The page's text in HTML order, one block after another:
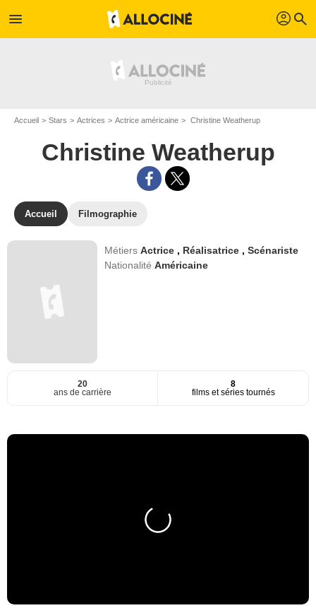
menu profil search
Accueil Stars Actrices Actrice américaine Christine Weatherup
Christine Weatherup
Accueil Filmographie
MétiersActrice , Réalisatrice ,Scénariste
NationalitéAméricaine
20
ans de carrière
8
films et séries tournés